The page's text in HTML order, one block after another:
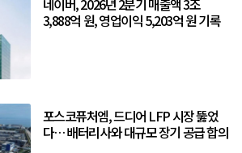
네이버, 2026년 2분기 매출액 3조
3,888억 원, 영업이익 5,203억 원 기록
포스코퓨처엠, 드디어 LFP 시장 뚫었
다… 배터리사와 대규모 장기 공급 합의